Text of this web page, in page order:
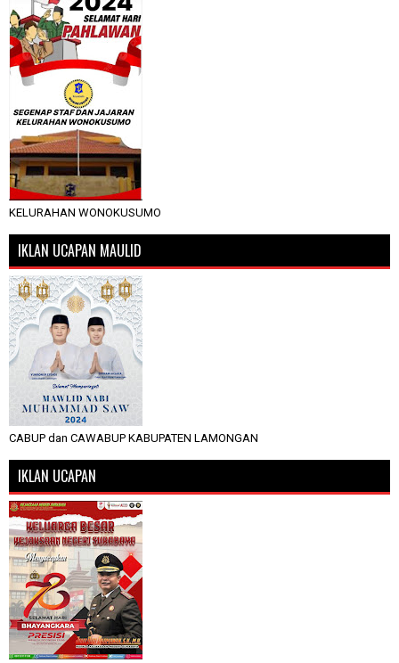
KELURAHAN WONOKUSUMO
IKLAN UCAPAN MAULID
CABUP dan CAWABUP KABUPATEN LAMONGAN
IKLAN UCAPAN